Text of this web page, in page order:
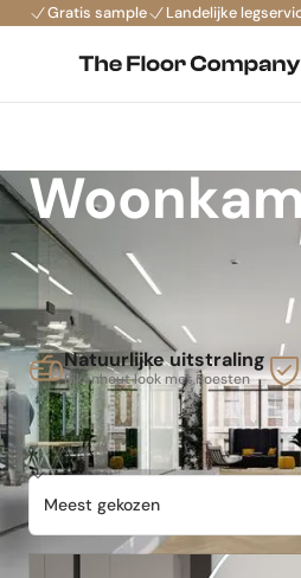
Gratis sample Landelijke
Natuurlijke uitstraling
Eikenhout look met noesten